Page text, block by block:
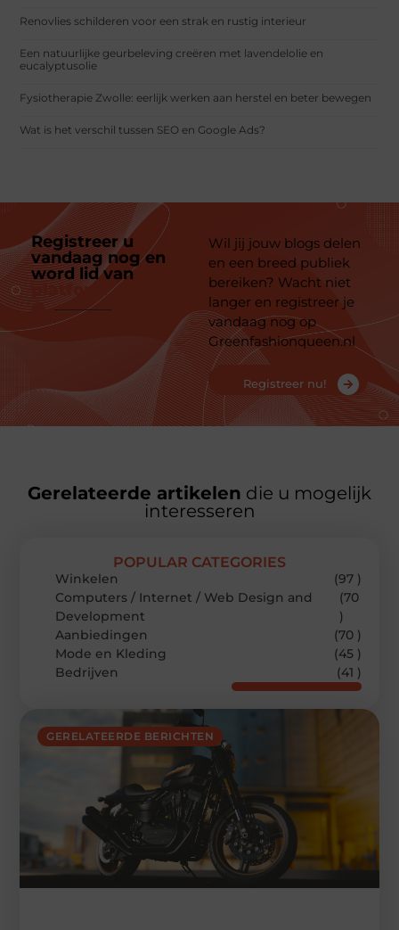
Renovlies schilderen voor een strak en rustig interieur
Een natuurlijke geurbeleving creëren met lavendelolie en
eucalyptusolie
Fysiotherapie Zwolle: eerlijk werken aan herstel en beter bewegen
Wat is het verschil tussen SEO en Google Ads?
Registreer u
vandaag nog en
word lid van
platform
Wil jij jouw blogs delen
en een breed publiek
bereiken? Wacht niet
langer en registreer je
vandaag nog op
Greenfashionqueen.nl
Registreer nu!
Gerelateerde artikelen die u mogelijk
interesseren
GERELATEERDE BERICHTEN
POPULAR CATEGORIES
Winkelen
(97 )
Computers / Internet / Web Design and
Development
(70
)
Aanbiedingen
(70 )
Mode en Kleding
(45 )
Bedrijven
(41 )